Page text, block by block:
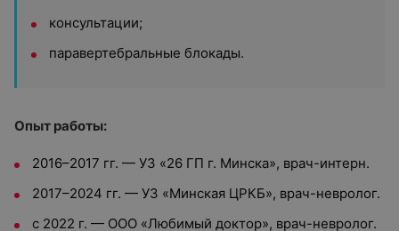
консультации;
паравертебральные блокады.
Опыт работы:
2016–2017 гг. — УЗ «26 ГП г. Минска», врач-интерн.
2017–2024 гг. — УЗ «Минская ЦРКБ», врач-невролог.
с 2022 г. — ООО «Любимый доктор», врач-невролог.